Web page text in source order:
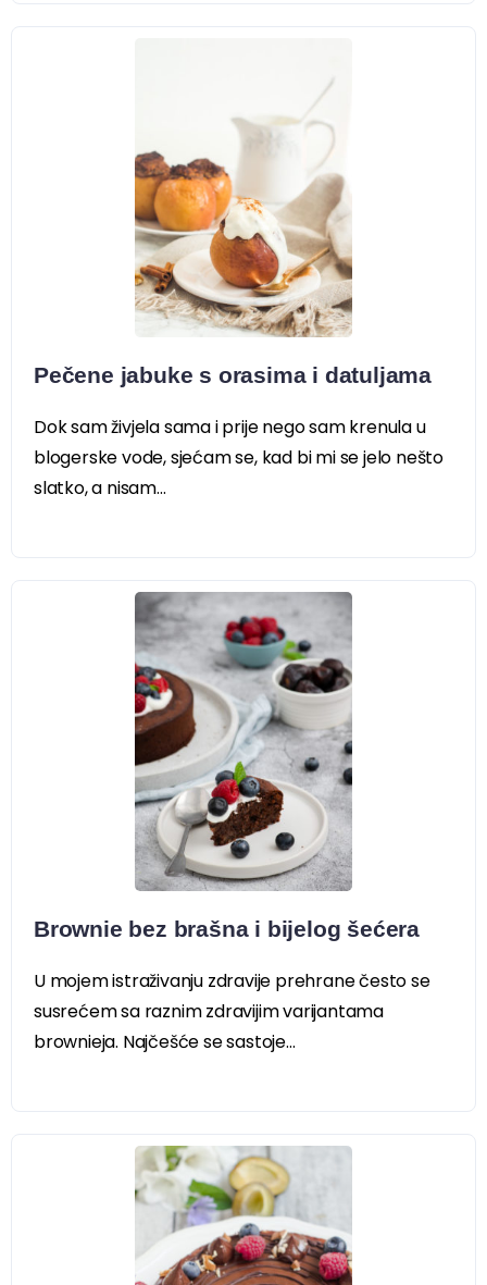
Pečene jabuke s orasima i datuljama
Dok sam živjela sama i prije nego sam krenula u
blogerske vode, sjećam se, kad bi mi se jelo nešto
slatko, a nisam...
Brownie bez brašna i bijelog šećera
U mojem istraživanju zdravije prehrane često se
susrećem sa raznim zdravijim varijantama
brownieja. Najčešće se sastoje...